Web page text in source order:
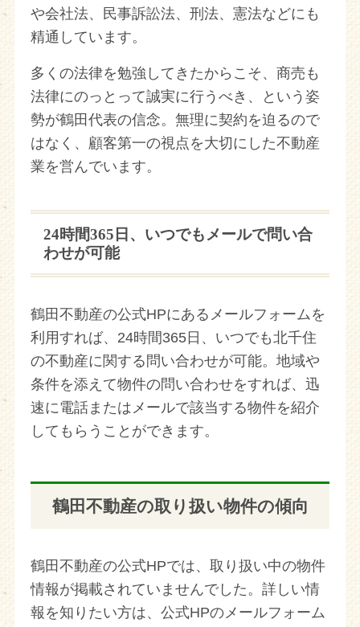
や会社法、民事訴訟法、刑法、憲法などにも
精通しています。
多くの法律を勉強してきたからこそ、商売も
法律にのっとって誠実に行うべき、という姿
勢が鶴田代表の信念。無理に契約を迫るので
はなく、顧客第一の視点を大切にした不動産
業を営んでいます。
24時間365日、いつでもメールで問い合
わせが可能
鶴田不動産の公式HPにあるメールフォームを
利用すれば、24時間365日、いつでも北千住
の不動産に関する問い合わせが可能。地域や
条件を添えて物件の問い合わせをすれば、迅
速に電話またはメールで該当する物件を紹介
してもらうことができます。
鶴田不動産の取り扱い物件の傾向
鶴田不動産の公式HPでは、取り扱い中の物件
情報が掲載されていませんでした。詳しい情
報を知りたい方は、公式HPのメールフォーム